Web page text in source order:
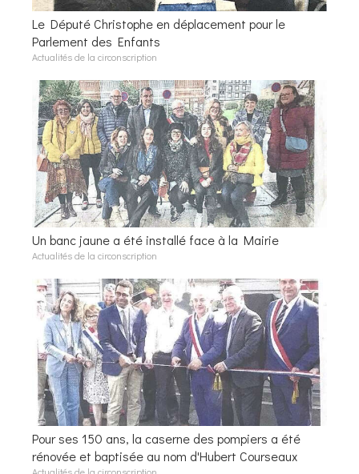
Le Député Christophe en déplacement pour le
Parlement des Enfants
Actualités de la circonscription
Un banc jaune a été installé face à la Mairie
Actualités de la circonscription
Pour ses 150 ans, la caserne des pompiers a été
rénovée et baptisée au nom d'Hubert Courseaux